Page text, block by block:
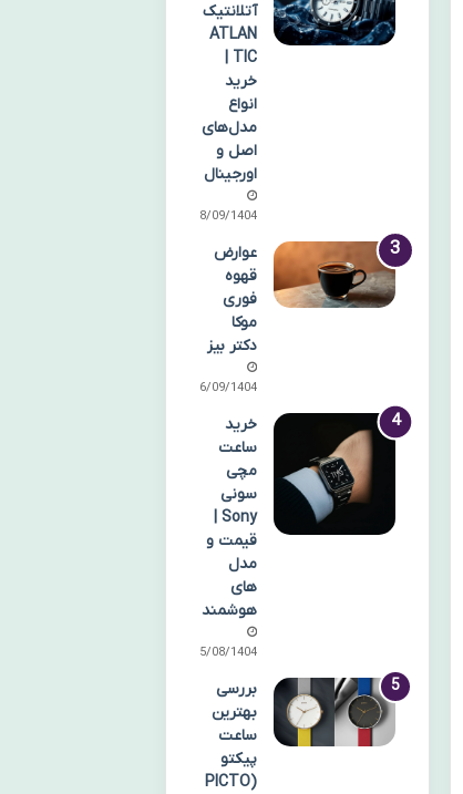
آتلانتیک
ATLAN
TIC |
خرید
انواع
مدل‌های
اصل و
اورجینال
28/09/1404
عوارض
قهوه
فوری
موکا
دکتر بیز
26/09/1404
خرید
ساعت
مچی
سونی
Sony |
قیمت و
مدل
های
هوشمند
15/08/1404
بررسی
بهترین
ساعت
پیکتو
(PICTO